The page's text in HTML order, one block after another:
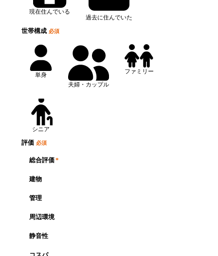
現在住んでいる
過去に住んでいた
世帯構成 必須
単身
夫婦・カップル
ファミリー
シニア
評価 必須
総合評価*
建物
管理
周辺環境
静音性